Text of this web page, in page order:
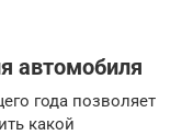
автомобиля
года позволяет
какой